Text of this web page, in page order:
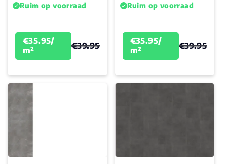
Ruim op voorraad
€35.95/
m²
€39.95
Ruim op voorraad
€35.95/
m²
€39.95